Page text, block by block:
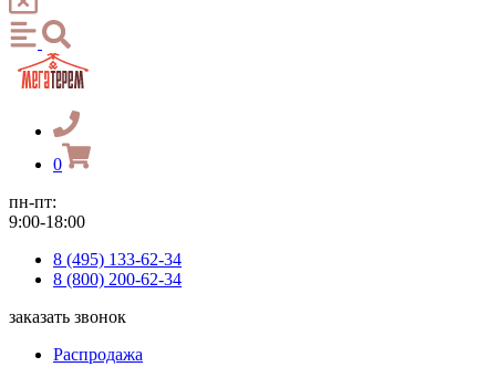
0
пн-пт:
9:00-18:00
8 (495) 133-62-34
8 (800) 200-62-34
заказать звонок
Распродажа